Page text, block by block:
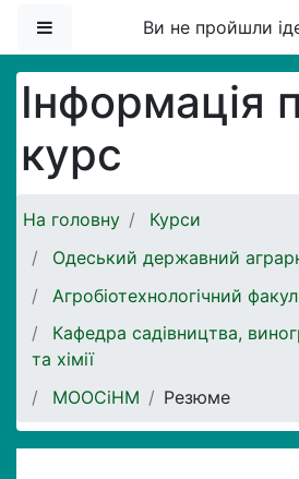
Бокова панельВи не пройшли
Інформація
курс
На головну
Курси
Одеський державний
Агробіотехнологічний
Кафедра садівництва,
та хімії
МООСіНМ
Резюме